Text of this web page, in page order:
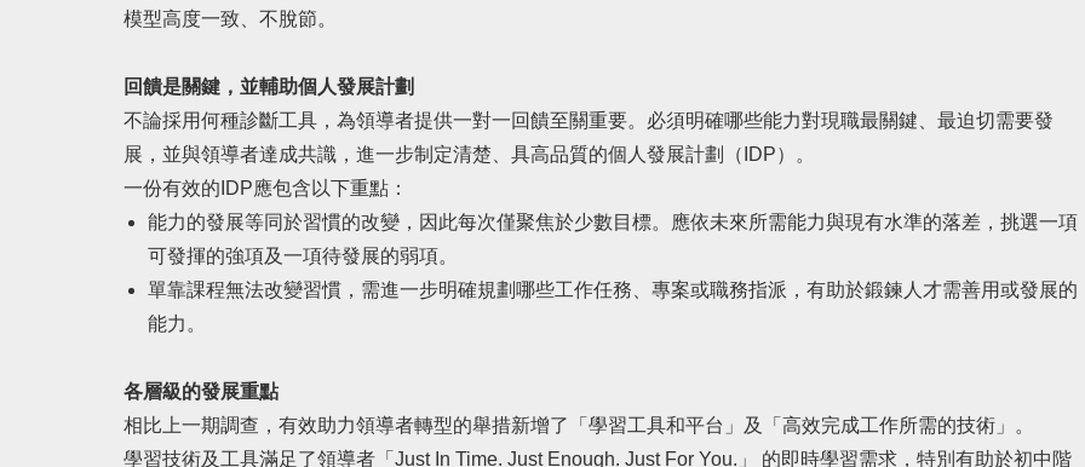
模型高度一致、不脫節。
回饋是關鍵，並輔助個人發展計劃
不論採用何種診斷工具，為領導者提供一對一回饋至關重要。必須明確哪些能力對現職最關鍵、最迫切需要發
展，並與領導者達成共識，進一步制定清楚、具高品質的個人發展計劃（IDP）。
一份有效的IDP應包含以下重點：
能力的發展等同於習慣的改變，因此每次僅聚焦於少數目標。應依未來所需能力與現有水準的落差，挑選一項
可發揮的強項及一項待發展的弱項。
單靠課程無法改變習慣，需進一步明確規劃哪些工作任務、專案或職務指派，有助於鍛鍊人才需善用或發展的
能力。
各層級的發展重點
相比上一期調查，有效助力領導者轉型的舉措新增了「學習工具和平台」及「高效完成工作所需的技術」。
學習技術及工具滿足了領導者「Just In Time. Just Enough. Just For You.」 的即時學習需求，特別有助於初中階